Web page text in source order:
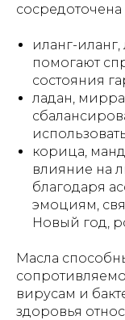
иланг-
помогают
состояния
ладан,
корица,
влияние на
благодаря
эмоциям,
Новый год,
Масла
вирусам и
здоровья